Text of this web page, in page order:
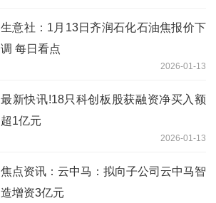
生意社：1月13日齐润石化石油焦报价下
调 每日看点
2026-01-13
最新快讯!18只科创板股获融资净买入额
超1亿元
2026-01-13
焦点资讯：云中马：拟向子公司云中马智
造增资3亿元